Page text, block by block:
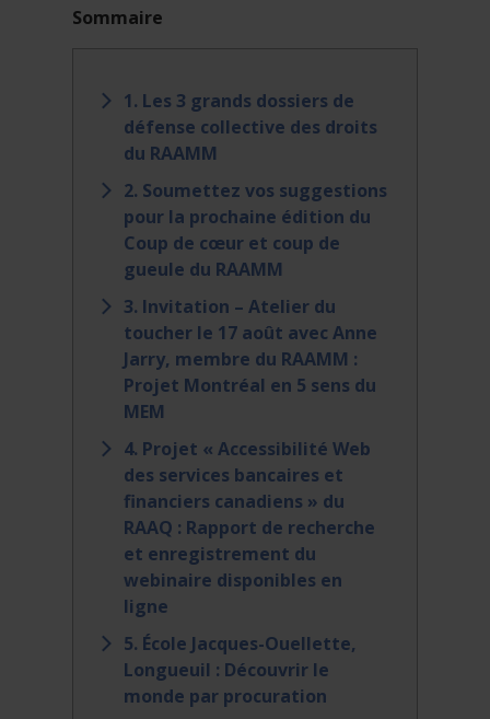
Sommaire
1. Les 3 grands dossiers de
défense collective des droits
du RAAMM
2. Soumettez vos suggestions
pour la prochaine édition du
Coup de cœur et coup de
gueule du RAAMM
3. Invitation – Atelier du
toucher le 17 août avec Anne
Jarry, membre du RAAMM :
Projet Montréal en 5 sens du
MEM
4. Projet « Accessibilité Web
des services bancaires et
financiers canadiens » du
RAAQ : Rapport de recherche
et enregistrement du
webinaire disponibles en
ligne
5. École Jacques-Ouellette,
Longueuil : Découvrir le
monde par procuration